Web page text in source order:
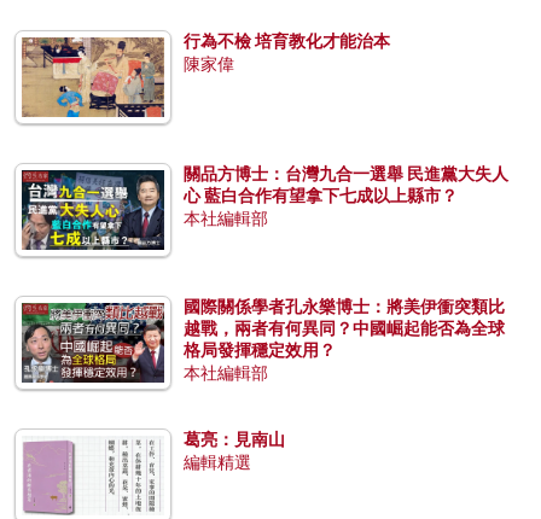
行為不檢 培育教化才能治本
陳家偉
關品方博士：台灣九合一選舉 民進黨大失人
心 藍白合作有望拿下七成以上縣市？
本社編輯部
國際關係學者孔永樂博士：將美伊衝突類比
越戰，兩者有何異同？中國崛起能否為全球
格局發揮穩定效用？
本社編輯部
葛亮：見南山
編輯精選